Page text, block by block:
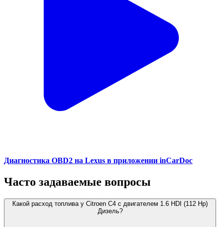
Диагностика OBD2 на Lexus в приложении inCarDoc
Часто задаваемые вопросы
Какой расход топлива у Citroen C4 с двигателем 1.6 HDI (112 Hp)
Дизель?